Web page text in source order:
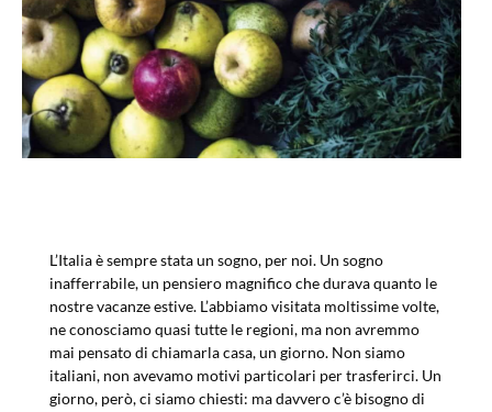
L’Italia è sempre stata un sogno, per noi. Un sogno
inafferrabile, un pensiero magnifico che durava quanto le
nostre vacanze estive. L’abbiamo visitata moltissime volte,
ne conosciamo quasi tutte le regioni, ma non avremmo
mai pensato di chiamarla casa, un giorno. Non siamo
italiani, non avevamo motivi particolari per trasferirci. Un
giorno, però, ci siamo chiesti: ma davvero c’è bisogno di